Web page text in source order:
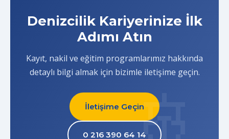
Denizcilik Kariyerinize İlk
Adımı Atın
Kayıt, nakil ve eğitim programlarımız hakkında
detaylı bilgi almak için bizimle iletişime geçin.
İletişime Geçin
0 216 390 64 14